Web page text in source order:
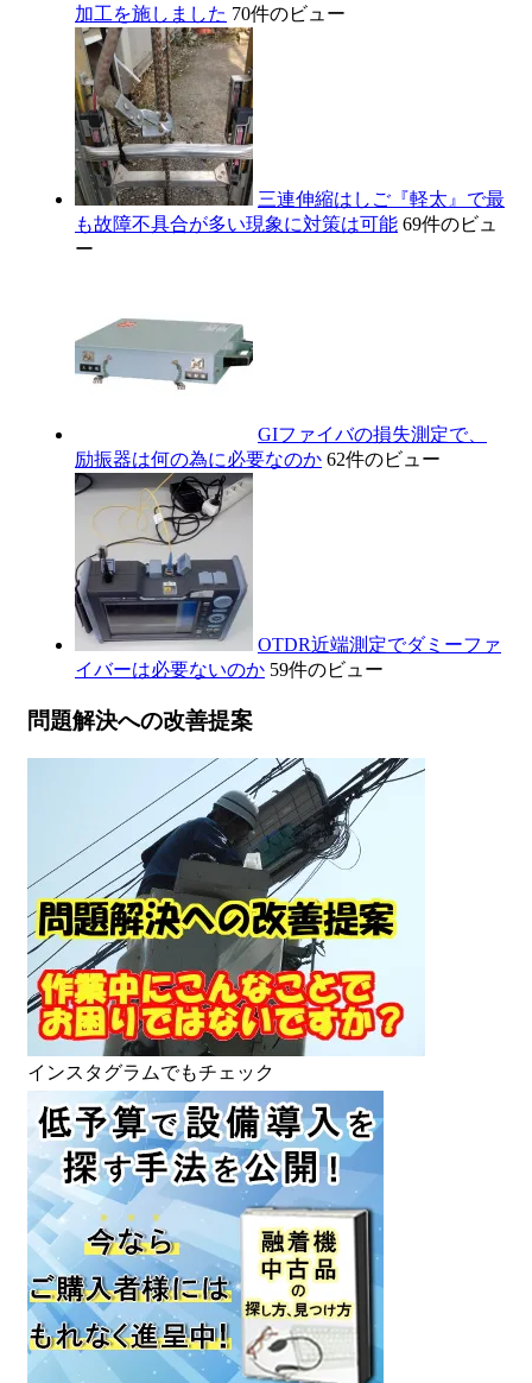
加工を施しました 70件のビュー
三連伸縮はしご『軽太』で最
も故障不具合が多い現象に対策は可能 69件のビュ
ー
GIファイバの損失測定で、
励振器は何の為に必要なのか 62件のビュー
OTDR近端測定でダミーファ
イバーは必要ないのか 59件のビュー
問題解決への改善提案
インスタグラムでもチェック